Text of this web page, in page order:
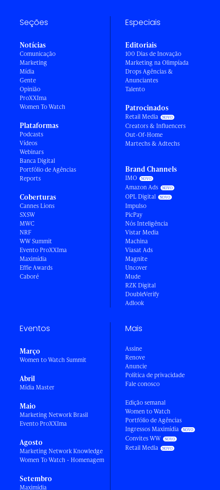
Seções
Notícias
Comunicação
Marketing
Mídia
Gente
Opinião
ProXXIma
Women To Watch
Plataformas
Podcasts
Vídeos
Webinars
Banca Digital
Portfólio de Agências
Reports
Coberturas
Cannes Lions
SXSW
MWC
NRF
WW Summit
Evento ProXXIma
Maximídia
Effie Awards
Caboré
Especiais
Editoriais
100 Dias de Inovação
Marketing na Olimpíada
Drops Agências &
Anunciantes
Talento
Patrocinados
Retail Media
Creators & Influencers
Out-Of-Home
Martechs & Adtechs
Brand Channels
IMO
Amazon Ads
OPL Digital
Impulso
PicPay
Nós Inteligência
Vistar Media
Machina
Viasat Ads
Magnite
Uncover
Mude
RZK Digital
DoubleVerify
Adlook
Eventos
Março
Women to Watch Summit
Abril
Mídia Master
Maio
Marketing Network Brasil
Evento ProXXIma
Agosto
Marketing Network Knowledge
Women To Watch - Homenagem
Setembro
Maximídia
Mais
Assine
Renove
Anuncie
Política de privacidade
Fale conosco
Edição semanal
Women to Watch
Portfólio de Agências
Ingressos Maximídia
Convites WW
Retail Media